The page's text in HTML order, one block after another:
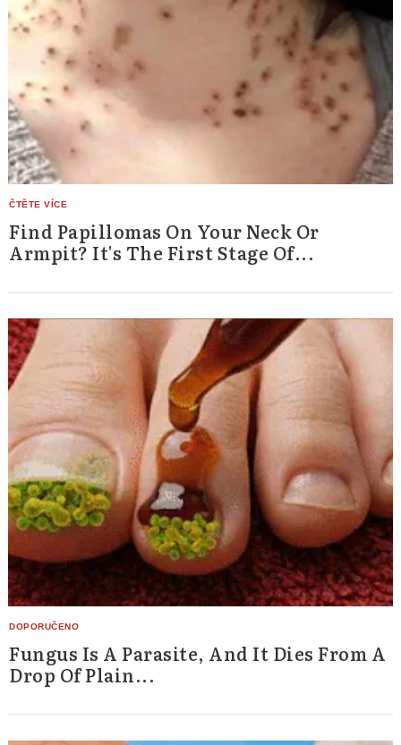
Find Papillomas On Your Neck Or
Armpit? It's The First Stage Of...
Fungus Is A Parasite, And It Dies From A
Drop Of Plain...